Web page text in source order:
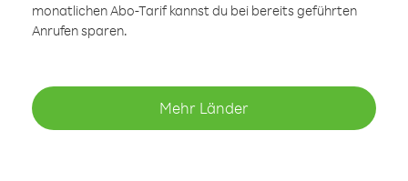
monatlichen Abo-Tarif kannst du bei bereits geführten
Anrufen sparen.
Mehr Länder